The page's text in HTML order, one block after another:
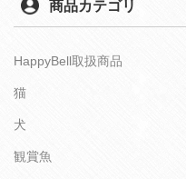
商品カテゴリ
HappyBell取扱商品
猫
犬
観賞魚